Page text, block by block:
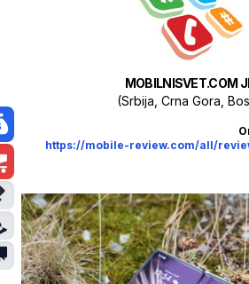
MOBILNISVET.COM
(Srbija, Crna Gora,
https://mobile-review.com/all/